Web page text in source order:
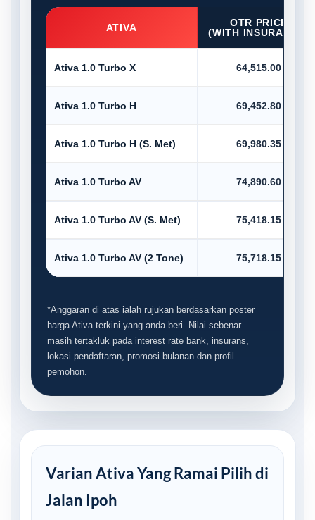
ATIVA
OTR PRICE
(WITH INSURANCE)
Ativa 1.0 Turbo X 64,515.00
Ativa 1.0 Turbo H 69,452.80
Ativa 1.0 Turbo H (S. Met) 69,980.35
Ativa 1.0 Turbo AV 74,890.60
Ativa 1.0 Turbo AV (S. Met) 75,418.15
Ativa 1.0 Turbo AV (2 Tone) 75,718.15
*Anggaran di atas ialah rujukan berdasarkan poster
harga Ativa terkini yang anda beri. Nilai sebenar
masih tertakluk pada interest rate bank, insurans,
lokasi pendaftaran, promosi bulanan dan profil
pemohon.
Varian Ativa Yang Ramai Pilih di
Jalan Ipoh